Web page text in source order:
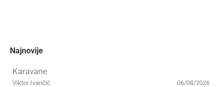
Najnovije
Karavane
06/08/2026
Viktor Ivančić